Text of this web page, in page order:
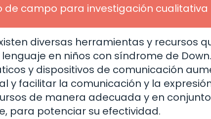
de campo para investigación cualitativa
diversas herramientas y recursos
en niños con síndrome de
y dispositivos de comunicación
y facilitar la comunicación y la
de manera adecuada y en
para potenciar su efectividad.